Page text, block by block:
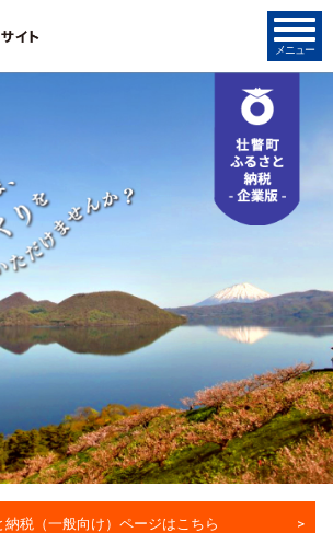
納税（一般向け）ページはこちら